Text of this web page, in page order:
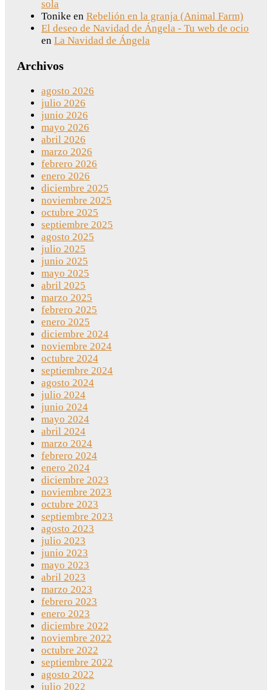
sola
Tonike en Rebelión en la granja (Animal Farm)
El deseo de Navidad de Ángela - Tu web de ocio
en La Navidad de Ángela
Archivos
agosto 2026
julio 2026
junio 2026
mayo 2026
abril 2026
marzo 2026
febrero 2026
enero 2026
diciembre 2025
noviembre 2025
octubre 2025
septiembre 2025
agosto 2025
julio 2025
junio 2025
mayo 2025
abril 2025
marzo 2025
febrero 2025
enero 2025
diciembre 2024
noviembre 2024
octubre 2024
septiembre 2024
agosto 2024
julio 2024
junio 2024
mayo 2024
abril 2024
marzo 2024
febrero 2024
enero 2024
diciembre 2023
noviembre 2023
octubre 2023
septiembre 2023
agosto 2023
julio 2023
junio 2023
mayo 2023
abril 2023
marzo 2023
febrero 2023
enero 2023
diciembre 2022
noviembre 2022
octubre 2022
septiembre 2022
agosto 2022
julio 2022